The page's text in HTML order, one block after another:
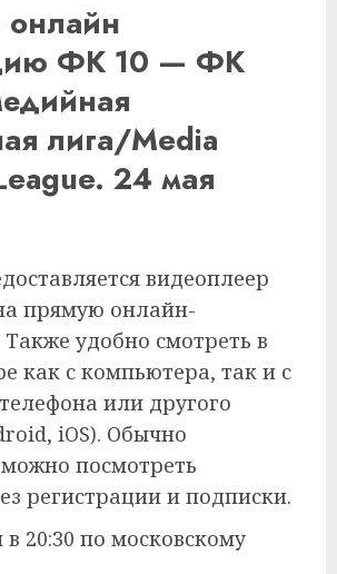
онлайн
ФК 10 — ФК
лига/Media
24 мая
видеоплеер
прямую онлайн-
удобно смотреть в
как с компьютера, так и с
или другого
iOS). Обычно
посмотреть
регистрации и подписки.
20:30 по московскому